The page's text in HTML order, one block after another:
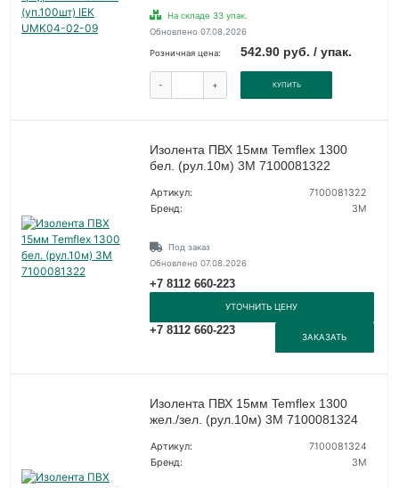
На складе 33 упак.
Обновлено 07.08.2026
Розничная цена: 542.90 руб. / упак.
- + КУПИТЬ
Изолента ПВХ 15мм Temflex 1300
бел. (рул.10м) 3М 7100081322
Артикул:
7100081322
Бренд:
3М
Под заказ
Обновлено 07.08.2026
+7 8112 660-223
УТОЧНИТЬ ЦЕНУ
+7 8112 660-223
ЗАКАЗАТЬ
Изолента ПВХ 15мм Temflex 1300
жел./зел. (рул.10м) 3М 7100081324
Артикул:
7100081324
Бренд:
3М